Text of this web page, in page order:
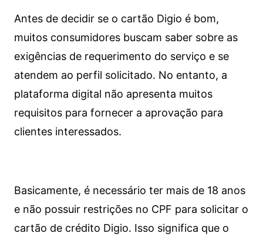
Antes de decidir se o cartão Digio é bom,
muitos consumidores buscam saber sobre as
exigências de requerimento do serviço e se
atendem ao perfil solicitado. No entanto, a
plataforma digital não apresenta muitos
requisitos para fornecer a aprovação para
clientes interessados.
Basicamente, é necessário ter mais de 18 anos
e não possuir restrições no CPF para solicitar o
cartão de crédito Digio. Isso significa que o